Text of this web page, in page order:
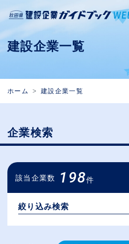
建設企業一覧
ホーム 建設企業一覧
企業検索
該当企業数 198件
絞り込み検索